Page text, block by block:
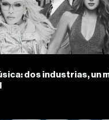
dos industrias, un